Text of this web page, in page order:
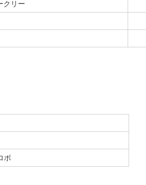
クリー
ボ